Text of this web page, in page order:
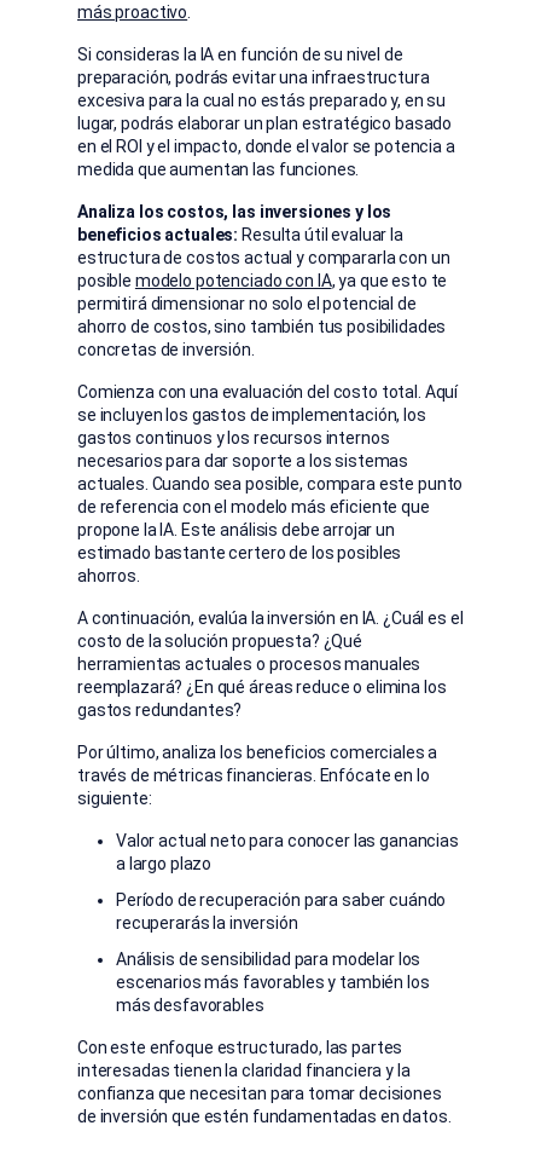
más proactivo
Si consideras la IA en función de su nivel de
preparación, podrás evitar una infraestructura
excesiva para la cual no estás preparado y, en su
lugar, podrás elaborar un plan estratégico basado
en el ROI y el impacto, donde el valor se potencia a
medida que aumentan las funciones.
Analiza los costos, las inversiones y los
beneficios actuales: Resulta útil evaluar la
estructura de costos actual y compararla con un
posible modelo potenciado con IA, ya que esto te
permitirá dimensionar no solo el potencial de
ahorro de costos, sino también tus posibilidades
concretas de inversión.
Comienza con una evaluación del costo total. Aquí
se incluyen los gastos de implementación, los
gastos continuos y los recursos internos
necesarios para dar soporte a los sistemas
actuales. Cuando sea posible, compara este punto
de referencia con el modelo más eficiente que
propone la IA. Este análisis debe arrojar un
estimado bastante certero de los posibles
ahorros.
A continuación, evalúa la inversión en IA. ¿Cuál es el
costo de la solución propuesta? ¿Qué
herramientas actuales o procesos manuales
reemplazará? ¿En qué áreas reduce o elimina los
gastos redundantes?
Por último, analiza los beneficios comerciales a
través de métricas financieras. Enfócate en lo
siguiente:
Valor actual neto para conocer las ganancias
a largo plazo
Período de recuperación para saber cuándo
recuperarás la inversión
Análisis de sensibilidad para modelar los
escenarios más favorables y también los
más desfavorables
Con este enfoque estructurado, las partes
interesadas tienen la claridad financiera y la
confianza que necesitan para tomar decisiones
de inversión que estén fundamentadas en datos.